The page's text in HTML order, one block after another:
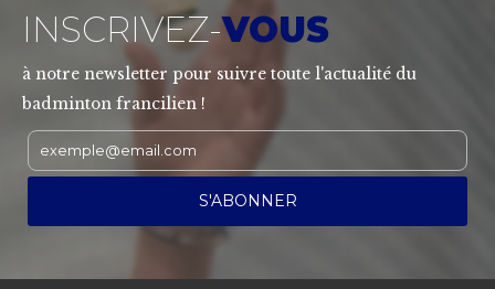
INSCRIVEZ-VOUS
à notre newsletter pour suivre toute l'actualité du
badminton francilien !